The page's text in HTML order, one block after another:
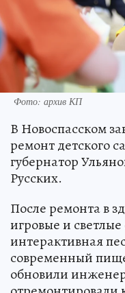
Фото: архив КП
В Новоспасском
ремонт детского
губернатор
Русских.
После ремонта в
игровые и
интерактивная
современный
обновили